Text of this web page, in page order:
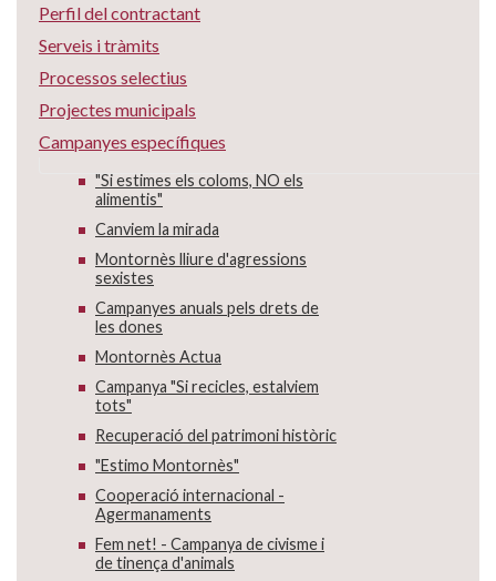
Perfil del contractant
Serveis i tràmits
Processos selectius
Projectes municipals
Campanyes específiques
"Si estimes els coloms, NO els
alimentis"
Canviem la mirada
Montornès lliure d'agressions
sexistes
Campanyes anuals pels drets de
les dones
Montornès Actua
Campanya "Si recicles, estalviem
tots"
Recuperació del patrimoni històric
"Estimo Montornès"
Cooperació internacional -
Agermanaments
Fem net! - Campanya de civisme i
de tinença d'animals